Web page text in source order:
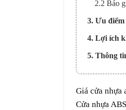
2.2 Báo
3. Ưu
4. Lợi ích
5. Thông
Giá cửa nhựa
Cửa nhựa